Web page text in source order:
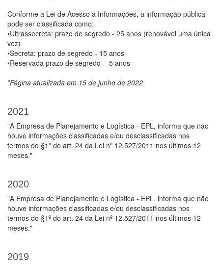
Conforme a Lei de Acesso a Informações, a informação pública
pode ser classificada como:
•Ultrassecreta: prazo de segredo - 25 anos (renovável uma única
vez)
•Secreta: prazo de segredo - 15 anos
•Reservada prazo de segredo - 5 anos
*Página atualizada em 15 de junho de 2022
2021
"A Empresa de Planejamento e Logística - EPL, informa que não
houve informações classificadas e/ou desclassificadas nos
termos do §1º do art. 24 da Lei nº 12.527/2011 nos últimos 12
meses."
2020
"A Empresa de Planejamento e Logística - EPL, informa que não
houve informações classificadas e/ou desclassificadas nos
termos do §1º do art. 24 da Lei nº 12.527/2011 nos últimos 12
meses."
2019